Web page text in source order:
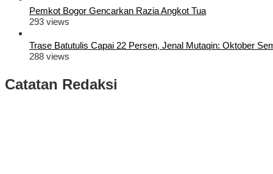
Pemkot Bogor Gencarkan Razia Angkot Tua
293 views
Trase Batutulis Capai 22 Persen, Jenal Mutaqin: Oktober
288 views
Catatan Redaksi